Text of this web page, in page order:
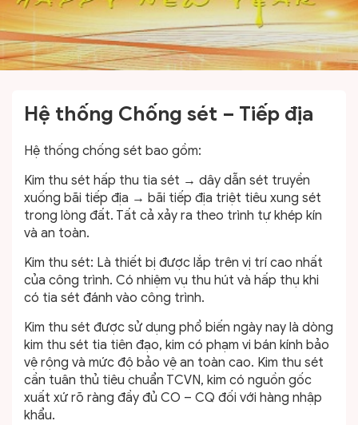
Hệ thống Chống sét – Tiếp địa
Hệ thống chống sét bao gồm:
Kim thu sét hấp thu tia sét → dây dẫn sét truyền
xuống bãi tiếp địa → bãi tiếp địa triệt tiêu xung sét
trong lòng đất. Tất cả xảy ra theo trình tự khép kín
và an toàn.
Kim thu sét: Là thiết bị được lắp trên vị trí cao nhất
của công trình. Có nhiệm vụ thu hút và hấp thụ khi
có tia sét đánh vào công trình.
Kim thu sét được sử dụng phổ biến ngày nay là dòng
kim thu sét tia tiên đạo, kim có phạm vi bán kính bảo
vệ rộng và mức độ bảo vệ an toàn cao. Kim thu sét
cần tuân thủ tiêu chuẩn TCVN, kim có nguồn gốc
xuất xứ rõ ràng đầy đủ CO – CQ đối với hàng nhập
khẩu.